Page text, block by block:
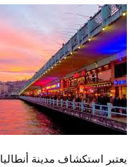
يعتبر استكشاف مدينة